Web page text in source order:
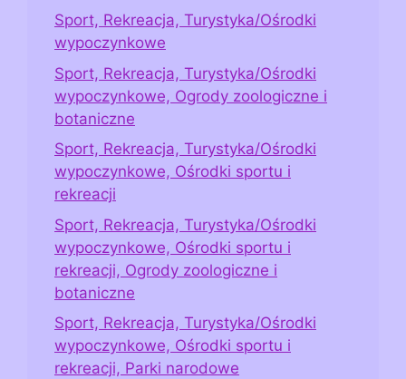
Sport, Rekreacja, Turystyka/Ośrodki
wypoczynkowe
Sport, Rekreacja, Turystyka/Ośrodki
wypoczynkowe, Ogrody zoologiczne i
botaniczne
Sport, Rekreacja, Turystyka/Ośrodki
wypoczynkowe, Ośrodki sportu i
rekreacji
Sport, Rekreacja, Turystyka/Ośrodki
wypoczynkowe, Ośrodki sportu i
rekreacji, Ogrody zoologiczne i
botaniczne
Sport, Rekreacja, Turystyka/Ośrodki
wypoczynkowe, Ośrodki sportu i
rekreacji, Parki narodowe